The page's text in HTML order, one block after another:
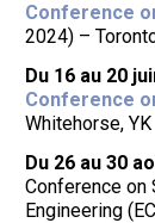
Conference
2024) –
Du 16 au 20
Conference
Whitehorse, YK
Du 26 au 30
Conference on
Engineering